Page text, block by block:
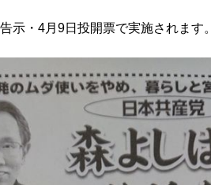
示・4月9日投開票で実施されます。